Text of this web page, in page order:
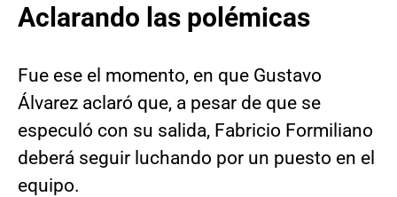
Aclarando las polémicas
Fue ese el momento, en que Gustavo
Álvarez aclaró que, a pesar de que se
especuló con su salida, Fabricio Formiliano
deberá seguir luchando por un puesto en el
equipo.